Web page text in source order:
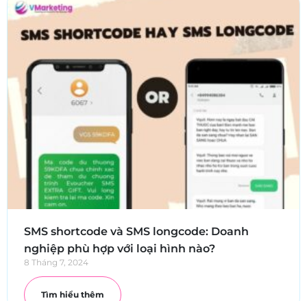
SMS shortcode và SMS longcode: Doanh
nghiệp phù hợp với loại hình nào?
8 Tháng 7, 2024
Tìm hiểu thêm